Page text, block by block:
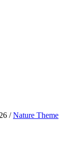
/Nature Theme